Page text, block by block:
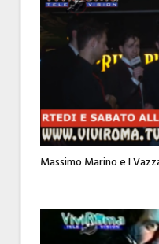
Massimo Marino e I